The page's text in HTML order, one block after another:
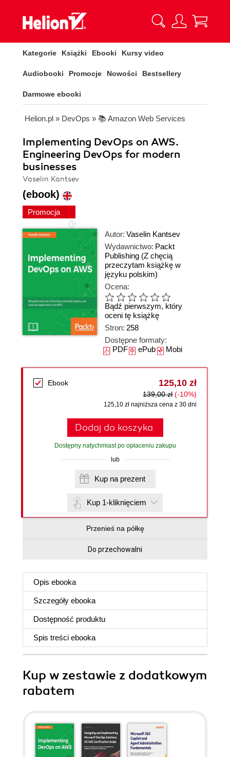
Kategorie Książki Ebooki Kursy video
Audiobooki Promocje Nowości Bestsellery
Darmowe ebooki
Helion.pl » DevOps » 📚 Amazon Web Services
Implementing DevOps on AWS.
Engineering DevOps for modern
businesses
Vaselin Kantsev
(ebook)
Promocja
Autor: Vaselin Kantsev
Wydawnictwo: Packt
Publishing (Z chęcią
przeczytam książkę w
języku polskim)
Ocena:
Bądź pierwszym, który
oceni tę książkę
Stron: 258
Dostępne formaty:
PDFePubMobi
Ebook 125,10 zł
139,00 zł (-10%)
125,10 zł najniższa cena z 30 dni
Dodaj do koszyka
Dostępny natychmiast po opłaceniu zakupu
lub
Kup na prezent
Kup 1-kliknięciem
Przenieś na półkę
Do przechowalni
Opis ebooka
Szczegóły ebooka
Dostępność produktu
Spis treści ebooka
Kup w zestawie z dodatkowym
rabatem